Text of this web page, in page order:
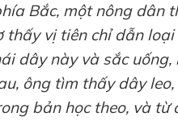
Bắc, một nông dân
thấy vị tiên chỉ dẫn
dây này và sắc uống,
ông tìm thấy dây
bản học theo, và từ